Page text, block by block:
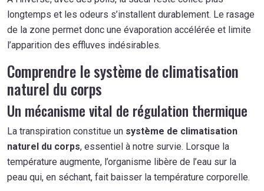
longtemps et les odeurs s’installent durablement. Le rasage
de la zone permet donc une évaporation accélérée et limite
l’apparition des effluves indésirables.
Comprendre le système de climatisation
naturel du corps
Un mécanisme vital de régulation thermique
La transpiration constitue un système de climatisation
naturel du corps, essentiel à notre survie. Lorsque la
température augmente, l’organisme libère de l’eau sur la
peau qui, en séchant, fait baisser la température corporelle.